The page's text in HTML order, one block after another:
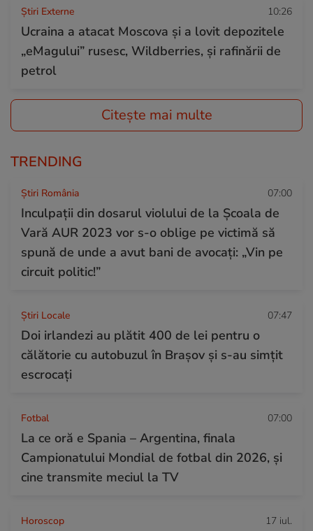
Știri Externe 10:26
Ucraina a atacat Moscova și a lovit depozitele
„eMagului” rusesc, Wildberries, și rafinării de
petrol
Citește mai multe
TRENDING
Știri România 07:00
Inculpații din dosarul violului de la Școala de
Vară AUR 2023 vor s-o oblige pe victimă să
spună de unde a avut bani de avocați: „Vin pe
circuit politic!”
Știri Locale 07:47
Doi irlandezi au plătit 400 de lei pentru o
călătorie cu autobuzul în Brașov și s-au simțit
escrocați
Fotbal 07:00
La ce oră e Spania – Argentina, finala
Campionatului Mondial de fotbal din 2026, și
cine transmite meciul la TV
Horoscop 17 iul.